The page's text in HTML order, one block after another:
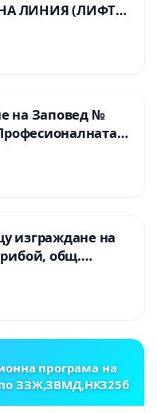
ЛИНИЯ (ЛИФТ)
НА
на Заповед №
в
по икономика и
изграждане на
общ.
програма на
ЗЗЖ,ЗВМД,НК325б